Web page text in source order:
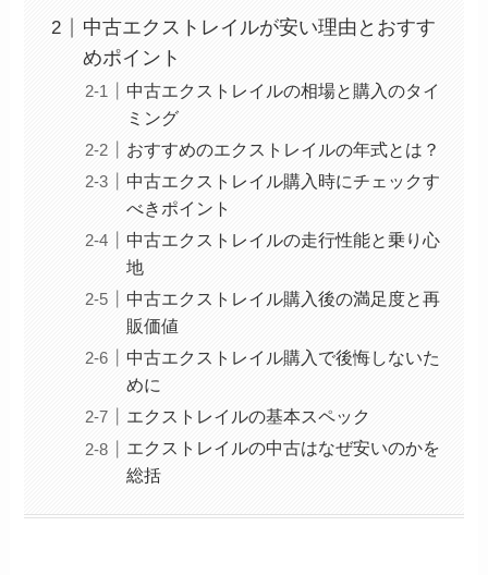
中古エクストレイルが安い理由とおすす
めポイント
中古エクストレイルの相場と購入のタイ
ミング
おすすめのエクストレイルの年式とは？
中古エクストレイル購入時にチェックす
べきポイント
中古エクストレイルの走行性能と乗り心
地
中古エクストレイル購入後の満足度と再
販価値
中古エクストレイル購入で後悔しないた
めに
エクストレイルの基本スペック
エクストレイルの中古はなぜ安いのかを
総括